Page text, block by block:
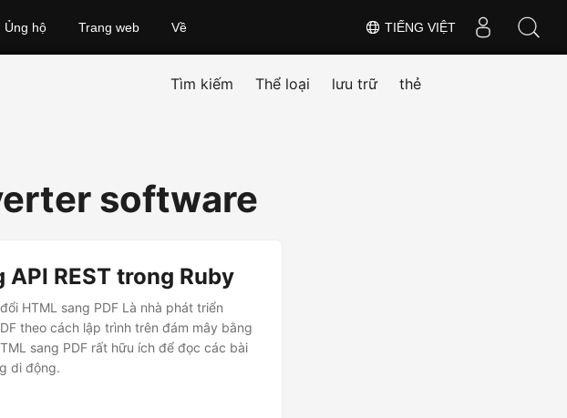
TIẾNG VIỆT
Ủng hộ Trang web Về
Tìm kiếm Thể loại lưu trữ thẻ
software
REST trong Ruby
HTML sang PDF Là nhà phát triển
theo cách lập trình trên đám mây bằng
sang PDF rất hữu ích để đọc các bài
di động.